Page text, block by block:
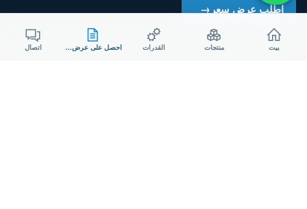
اطلب عرض سعر
بيت منتجات القدرات احصل على عرض سعر اتصال